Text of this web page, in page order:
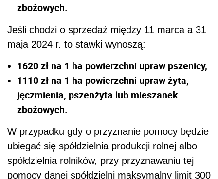
zbożowych.
Jeśli chodzi o sprzedaż między 11 marca a 31
maja 2024 r. to stawki wynoszą:
1620 zł na 1 ha powierzchni upraw pszenicy,
1110 zł na 1 ha powierzchni upraw żyta,
jęczmienia, pszenżyta lub mieszanek
zbożowych.
W przypadku gdy o przyznanie pomocy będzie
ubiegać się spółdzielnia produkcji rolnej albo
spółdzielnia rolników, przy przyznawaniu tej
pomocy danej spółdzielni maksymalny limit 300